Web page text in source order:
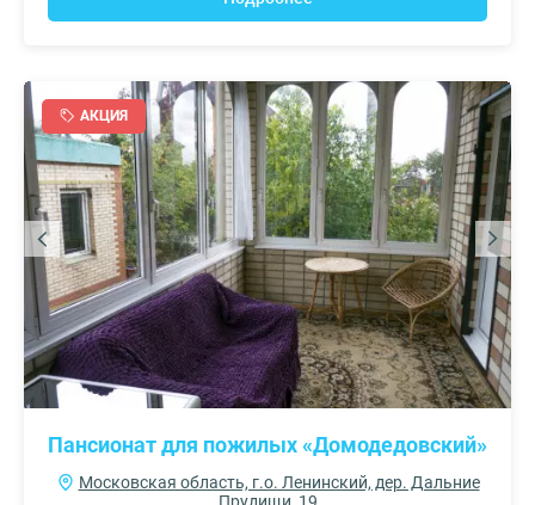
АКЦИЯ
Пансионат для пожилых «Домодедовский»
Московская область, г.о. Ленинский, дер. Дальние
Прудищи, 19